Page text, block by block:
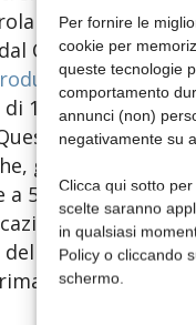
Per fornire le
cookie per
queste tecnologie
comportamento
annunci (non)
negativamente su
Clicca qui sotto
scelte saranno
in qualsiasi
Policy o cliccando
schermo.
il presidente
Consiglio di
, il
di 120.000 forme.
ci
grazie al piano
5.164.000 forme
il cuore
nostro
di lasciare